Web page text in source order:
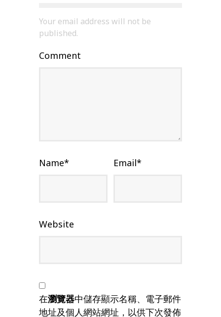
Your email address will not be
published.
Comment
Name* Email*
Website
在瀏覽器中儲存顯示名稱、電子郵件
地址及個人網站網址，以供下次發佈